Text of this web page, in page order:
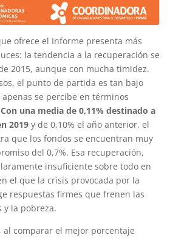
ofrece el Informe presenta más
la tendencia a la recuperación se
2015, aunque con mucha timidez.
el punto de partida es tan bajo
se percibe en términos
Con una media de 0,11% destinado a
2019y de 0,10% el año anterior, el
que los fondos se encuentran muy
del 0,7%. Esa recuperación,
insuficiente sobre todo en
el que la crisis provocada por la
respuestas firmes que frenen las
y la pobreza.
al comparar el mejor porcentaje